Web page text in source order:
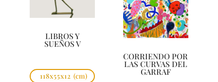
LIBROS Y
SUEÑOS V
118x55x12 (cm)
CORRIENDO POR
LAS CURVAS DEL
GARRAF